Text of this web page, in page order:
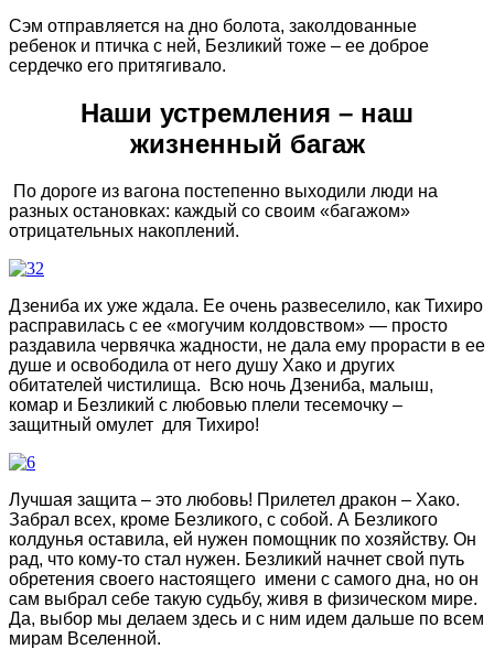
Сэм отправляется на дно болота, заколдованные
ребенок и птичка с ней, Безликий тоже – ее доброе
сердечко его притягивало.
Наши устремления – наш
жизненный багаж
По дороге из вагона постепенно выходили люди на
разных остановках: каждый со своим «багажом»
отрицательных накоплений.
Дзениба их уже ждала. Ее очень развеселило, как Тихиро
расправилась с ее «могучим колдовством» — просто
раздавила червячка жадности, не дала ему прорасти в ее
душе и освободила от него душу Хако и других
обитателей чистилища. Всю ночь Дзениба, малыш,
комар и Безликий с любовью плели тесемочку –
защитный омулет для Тихиро!
Лучшая защита – это любовь! Прилетел дракон – Хако.
Забрал всех, кроме Безликого, с собой. А Безликого
колдунья оставила, ей нужен помощник по хозяйству. Он
рад, что кому-то стал нужен. Безликий начнет свой путь
обретения своего настоящего имени с самого дна, но он
сам выбрал себе такую судьбу, живя в физическом мире.
Да, выбор мы делаем здесь и с ним идем дальше по всем
мирам Вселенной.